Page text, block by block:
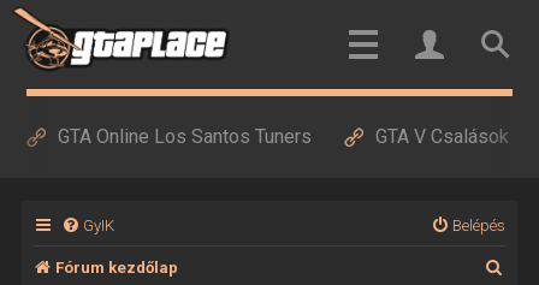
GTA Online Los Santos Tuners GTA V Csalások
GyIK Belépés
Fórum kezdőlap